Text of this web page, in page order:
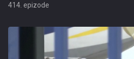
414. epizode